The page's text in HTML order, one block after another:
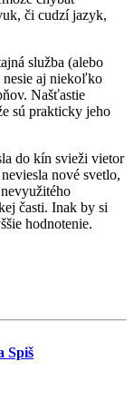
či cudzí jazyk,
služba (alebo
nesie aj niekoľko
Našťastie
sú prakticky jeho
do kín svieži vietor
nové svetlo,
časti. Inak by si
hodnotenie.
Spiš